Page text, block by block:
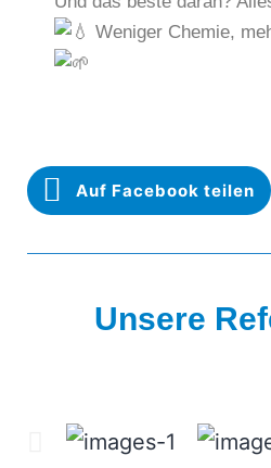
Weniger Chemie,
Auf Facebook teilen
Unsere